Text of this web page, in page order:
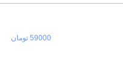
59000 تومان